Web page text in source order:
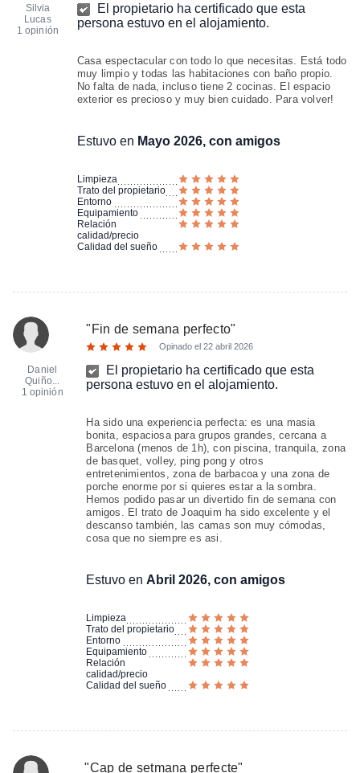
Silvia
Lucas
1 opinión
El propietario ha certificado que esta
persona estuvo en el alojamiento.
Casa espectacular con todo lo que necesitas. Está todo
muy limpio y todas las habitaciones con baño propio.
No falta de nada, incluso tiene 2 cocinas. El espacio
exterior es precioso y muy bien cuidado. Para volver!
Estuvo en Mayo 2026, con amigos
Limpieza
Trato del propietario
Entorno
Equipamiento
Relación
calidad/precio
Calidad del sueño
Daniel
Quiño...
1 opinión
" Fin de semana perfecto"
Opinado el22 abril 2026
El propietario ha certificado que esta
persona estuvo en el alojamiento.
Ha sido una experiencia perfecta: es una masia
bonita, espaciosa para grupos grandes, cercana a
Barcelona (menos de 1h), con piscina, tranquila, zona
de basquet, volley, ping pong y otros
entretenimientos, zona de barbacoa y una zona de
porche enorme por si quieres estar a la sombra.
Hemos podido pasar un divertido fin de semana con
amigos. El trato de Joaquim ha sido excelente y el
descanso también, las camas son muy cómodas,
cosa que no siempre es asi.
Estuvo en Abril 2026, con amigos
Limpieza
Trato del propietario
Entorno
Equipamiento
Relación
calidad/precio
Calidad del sueño
"Cap de setmana perfecte"